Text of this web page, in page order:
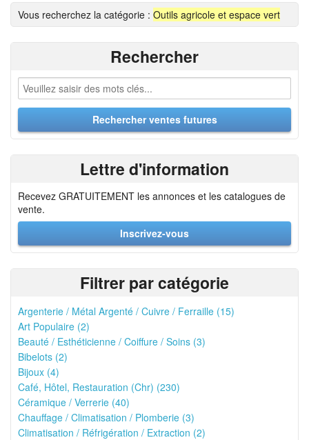
Vous recherchez la catégorie : Outils agricole et espace vert
Rechercher
Lettre d'information
Recevez GRATUITEMENT les annonces et les catalogues de
vente.
Inscrivez-vous
Filtrer par catégorie
Argenterie / Métal Argenté / Cuivre / Ferraille (15)
Art Populaire (2)
Beauté / Esthéticienne / Coiffure / Soins (3)
Bibelots (2)
Bijoux (4)
Café, Hôtel, Restauration (Chr) (230)
Céramique / Verrerie (40)
Chauffage / Climatisation / Plomberie (3)
Climatisation / Réfrigération / Extraction (2)